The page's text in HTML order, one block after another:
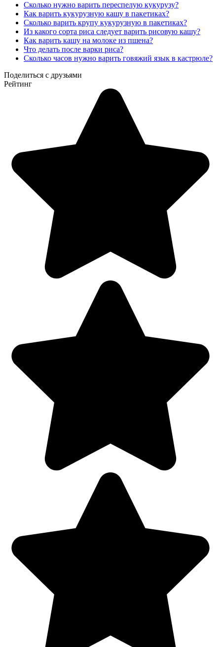
Сколько нужно варить переспелую кукурузу?
Как варить кукурузную кашу в пакетиках?
Сколько варить крупу кукурузную в пакетиках?
Из какого сорта риса следует варить рисовую кашу?
Как варить кашу на молоке из пшена?
Что делать после варки риса?
Сколько часов нужно варить говяжий язык в кастрюле?
Поделиться с друзьями
Рейтинг